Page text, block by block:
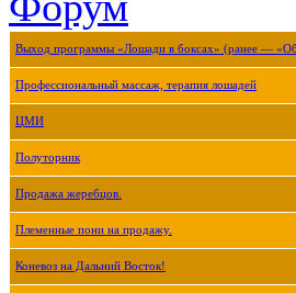
Выход программы «Лошади в боксах» (ранее —
Профессиональный массаж, терапия лошадей
ЦМИ
Полуторник
Продажа жеребцов.
Племенные пони на продажу.
Коневоз на Дальний Восток!